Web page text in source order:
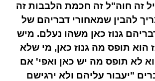
זה חוה"ל זה חכמת הלבבות זה
להבין שמאחורי דבריהם של
גנוז כאן משהו נעלם. מיש
הוא תופס מה גנוז כאן, מי שלא
לא תופס מה יש כאן ואפי' אם
"יעבור עליהם ולא ירגישם